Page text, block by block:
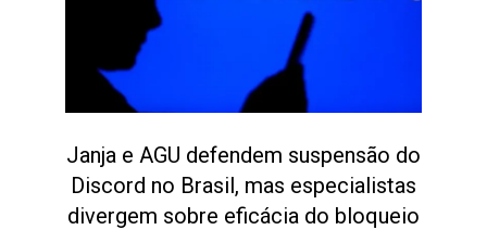
Janja e AGU defendem suspensão do
Discord no Brasil, mas especialistas
divergem sobre eficácia do bloqueio